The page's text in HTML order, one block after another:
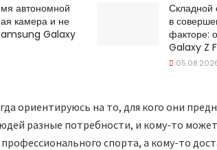
автономной
камера и не
Galaxy
Складной
в
факторе:
Galaxy Z
ориентируюсь на то, для кого они
разные потребности, и кому-то
спорта, а кому-то